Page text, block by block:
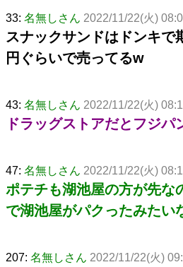
33: 名無しさん 2022/11/22(火)
スナックサンドはドンキで
円ぐらいで売ってるw
43: 名無しさん 2022/11/22(火)
ドラッグストアだとフジパ
47: 名無しさん 2022/11/22(火)
ポテチも湖池屋の方が先な
で湖池屋がパクったみたい
207: 名無しさん 2022/11/22(火)